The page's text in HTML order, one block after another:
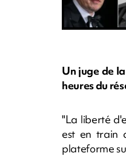
Un juge de
heures du
"La liberté
est en train
plateforme